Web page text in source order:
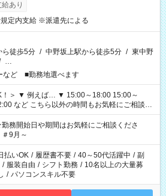
あり
定内支給 ※派遣先による
ら徒歩5分 / 中野坂上駅から徒歩5分 / 東中野
…
など ■勤務地選べます
15:00～
もお気軽にご相談く
務開始日や期間はお気軽にご相談くださ
9月～
払いOK / 履歴書不要 / 40～50代活躍中 / 副
/ 服装自由 / シフト勤務 / 10名以上の大量募
/ パソコンスキル不要